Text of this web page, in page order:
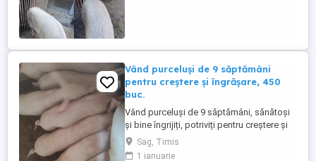
Vând purceluși de 9 săptămâni
pentru creștere și îngrășare, 450
buc.
Vând purceluși de 9 săptămâni, sănătoși
și bine îngrijiți, potriviți pentru creștere și
îngrășare. Sunt hrăniți corespunzător și
pot fi văzuți în localitatea Șag, județul
Sag, Timis
1 ianuarie